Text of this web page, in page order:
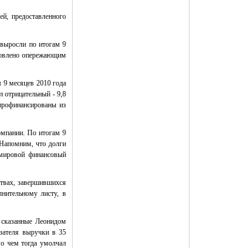
предоставленного
по итогам 9
опережающим
месяцев 2010 года
отрицательный - 9,8
из
По итогам 9
что долги
финансовый
завершившихся
листу, в
Леонидом
выручки в 35
чем тогда умолчал